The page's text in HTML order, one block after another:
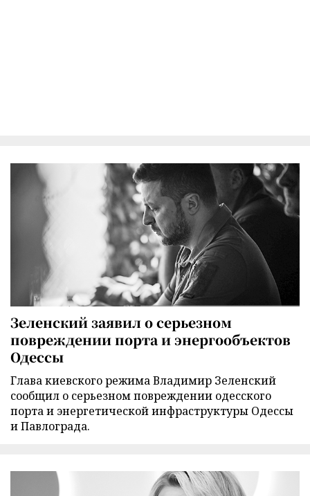
Зеленский заявил о серьезном
повреждении порта и энергообъектов
Одессы
Глава киевского режима Владимир Зеленский
сообщил о серьезном повреждении одесского
порта и энергетической инфраструктуры Одессы
и Павлограда.